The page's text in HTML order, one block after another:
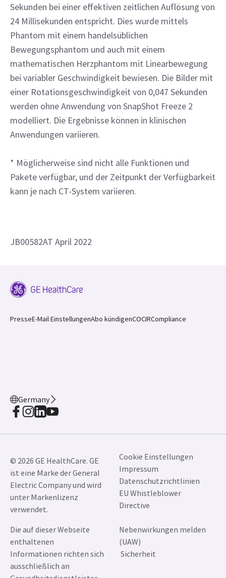
Sekunden bei einer effektiven zeitlichen Auflösung von
24 Millisekunden entspricht. Dies wurde mittels
Phantom mit einem handelsüblichen
Bewegungsphantom und auch mit einem
mathematischen Herzphantom mit Linearbewegung
bei variabler Geschwindigkeit bewiesen. Die Bilder mit
einer Rotationsgeschwindigkeit von 0,047 Sekunden
werden ohne Anwendung von SnapShot Freeze 2
modelliert. Die Ergebnisse können in klinischen
Anwendungen variieren.
* Möglicherweise sind nicht alle Funktionen und
Pakete verfügbar, und der Zeitpunkt der Verfügbarkeit
kann je nach CT-System variieren.
JB00582AT April 2022
PresseE-Mail EinstellungenAbo kündigenCOCIRCompliance
Germany
© 2026 GE HealthCare. GE
ist eine Marke der General
Electric Company und wird
unter Markenlizenz
verwendet.
Die auf dieser Webseite
enthaltenen
Informationen richten sich
ausschließlich an
Cookie Einstellungen
Impressum
Datenschutzrichtlinien
EU Whistleblower
Directive
Nebenwirkungen melden
(UAW)
Sicherheit